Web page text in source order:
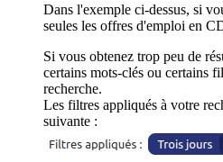
Dans l'exemple ci-dessus, si
seules les offres d'emploi en
Si vous obtenez trop peu de
certains mots-clés ou certains
recherche.
Les filtres appliqués à votre
suivante :